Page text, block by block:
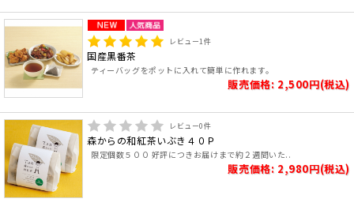
レビュー1件
国産黒番茶
ティーバッグをポットに入れて簡単に作れます。
販売価格: 2,500円(税込)
レビュー0件
森からの和紅茶いぶき４０Ｐ
限定個数５００ 好評につきお届けまで約２週間いた..
販売価格: 2,980円(税込)